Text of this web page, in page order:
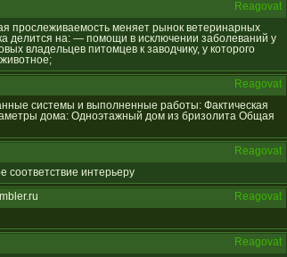
Reagovat
прослеживаемость меняет рынок ветеринарных
делится на: — помощи в исключении заболеваний у
владельцев питомцев к заводчику, у которого
Reagovat
системы и выполненные работы: Фактическая
дома: Одноэтажный дом из бризолита Общая
Reagovat
соответствие интерьеру
Reagovat
Reagovat